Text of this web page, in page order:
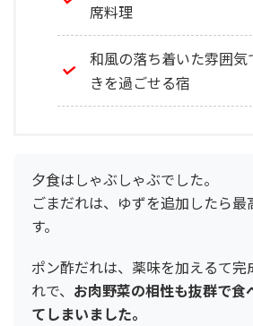
席料理
和風の落ち着いた雰囲気
きを過ごせる宿
夕食はしゃぶしゃぶでした。
ごまだれは、ゆずを追加したら最
す。
ポン酢だれは、薬味を加えるて完
れで、 お肉野菜の相性も抜群で食
てしまいました。